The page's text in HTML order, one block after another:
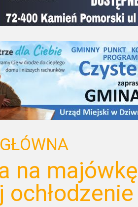
na
ochłodzenie